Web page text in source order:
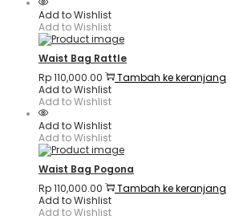
Add to Wishlist
Add to Wishlist
Waist Bag Rattle
Rp110,000.00
Tambah ke keranjang
Add to Wishlist
Add to Wishlist
Add to Wishlist
Add to Wishlist
Waist Bag Pogona
Rp110,000.00
Tambah ke keranjang
Add to Wishlist
Add to Wishlist